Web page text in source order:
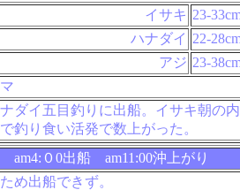
イサキ 23-
ハナダイ 22-
アジ 23-
ダイ五目釣りに出船。イサキ朝の
釣り食い活発で数上がった。
am4:０0出船 am11:00沖上がり
め出船できず。